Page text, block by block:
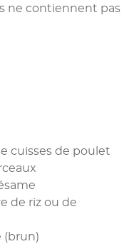
ne contiennent pas
cuisses de poulet
de riz ou de
(brun)